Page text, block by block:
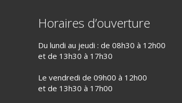
Horaires d’ouverture
Du lundi au jeudi : de 08h30 à 12h00
et de 13h30 à 17h30
Le vendredi de 09h00 à 12h00
et de 13h30 à 17h00